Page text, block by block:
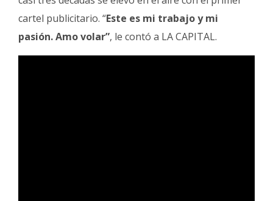
cartel publicitario. “Este es mi trabajo y mi
pasión. Amo volar”, le contó a LA CAPITAL.